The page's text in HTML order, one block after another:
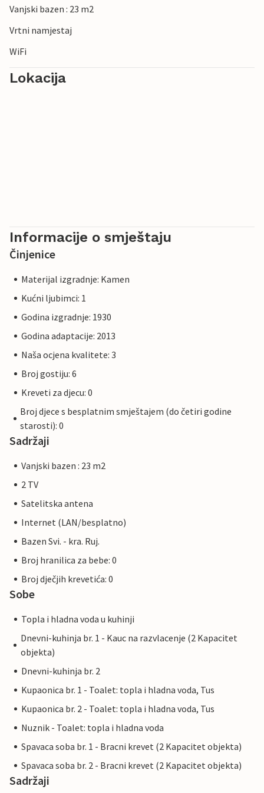
Vanjski bazen : 23 m2
Vrtni namjestaj
WiFi
Lokacija
Informacije o smještaju
Činjenice
Materijal izgradnje: Kamen
Kućni ljubimci: 1
Godina izgradnje: 1930
Godina adaptacije: 2013
Naša ocjena kvalitete: 3
Broj gostiju: 6
Kreveti za djecu: 0
Broj djece s besplatnim smještajem (do četiri godine
starosti): 0
Sadržaji
Vanjski bazen : 23 m2
2 TV
Satelitska antena
Internet (LAN/besplatno)
Bazen Svi. - kra. Ruj.
Broj hranilica za bebe: 0
Broj dječjih krevetića: 0
Sobe
Topla i hladna voda u kuhinji
Dnevni-kuhinja br. 1 - Kauc na razvlacenje (2 Kapacitet
objekta)
Dnevni-kuhinja br. 2
Kupaonica br. 1 - Toalet: topla i hladna voda, Tus
Kupaonica br. 2 - Toalet: topla i hladna voda, Tus
Nuznik - Toalet: topla i hladna voda
Spavaca soba br. 1 - Bracni krevet (2 Kapacitet objekta)
Spavaca soba br. 2 - Bracni krevet (2 Kapacitet objekta)
Sadržaji